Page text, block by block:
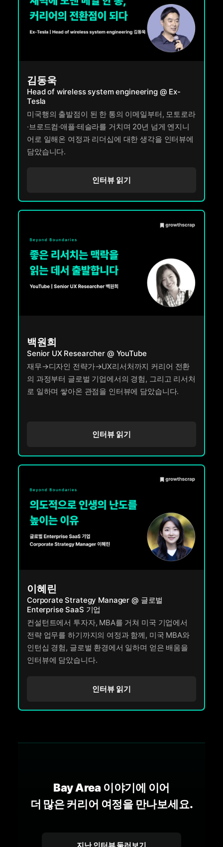
김동욱
Head of wireless system engineering @ Ex-
Tesla
미국행의 출발점이 된 한 통의 이메일부터, 모토로라
·브로드컴·애플·테슬라를 거치며 20년 넘게 엔지니
어로 일해온 여정과 리더십에 대한 생각을 인터뷰에
담았습니다.
인터뷰 읽기
백원희
Senior UX Researcher @ YouTube
재무→디자인 전략가→UX리서처까지 커리어 전환
의 과정부터 글로벌 기업에서의 경험, 그리고 리서처
로 일하며 쌓아온 관점을 인터뷰에 담았습니다.
인터뷰 읽기
이혜린
Corporate Strategy Manager @ 글로벌
Enterprise SaaS 기업
컨설턴트에서 투자자, MBA를 거쳐 미국 기업에서
전략 업무를 하기까지의 여정과 함께, 미국 MBA와
인턴십 경험, 글로벌 환경에서 일하며 얻은 배움을
인터뷰에 담았습니다.
인터뷰 읽기
Bay Area 이야기에 이어
더 많은 커리어 여정을 만나보세요.